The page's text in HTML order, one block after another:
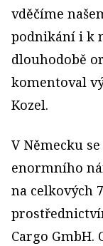
vděčíme
podnikání i k
dlouhodobě
komentoval
Kozel.
V Německu
enormního
na celkových
Cargo GmbH.